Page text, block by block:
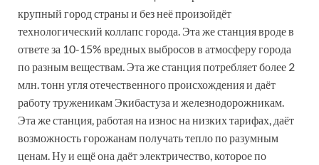
крупный город страны и без неё произойдёт
технологический коллапс города. Эта же станция вроде в
ответе за 10-15% вредных выбросов в атмосферу города
по разным веществам. Эта же станция потребляет более 2
млн. тонн угля отечественного происхождения и даёт
работу труженикам Экибастуза и железнодорожникам.
Эта же станция, работая на износ на низких тарифах, даёт
возможность горожанам получать тепло по разумным
ценам. Ну и ещё она даёт электричество, которое по